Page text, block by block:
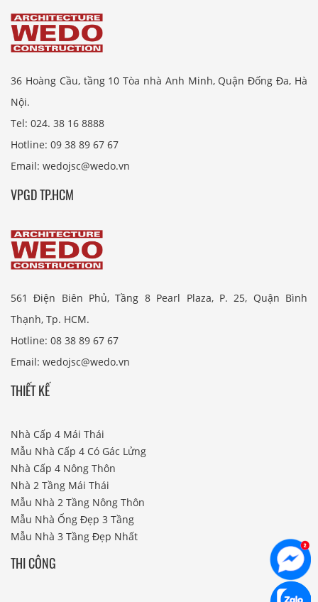
36 Hoàng Cầu, tầng 10 Tòa nhà Anh Minh, Quận Đống Đa, Hà
Nội.
Tel: 024. 38 16 8888
Hotline: 09 38 89 67 67
Email: wedojsc@wedo.vn
VPGD TP.HCM
561 Điện Biên Phủ, Tầng 8 Pearl Plaza, P. 25, Quận Bình
Thạnh, Tp. HCM.
Hotline: 08 38 89 67 67
Email: wedojsc@wedo.vn
THIẾT KẾ
Nhà Cấp 4 Mái Thái
Mẫu Nhà Cấp 4 Có Gác Lửng
Nhà Cấp 4 Nông Thôn
Nhà 2 Tầng Mái Thái
Mẫu Nhà 2 Tầng Nông Thôn
Mẫu Nhà Ống Đẹp 3 Tầng
Mẫu Nhà 3 Tầng Đẹp Nhất
THI CÔNG